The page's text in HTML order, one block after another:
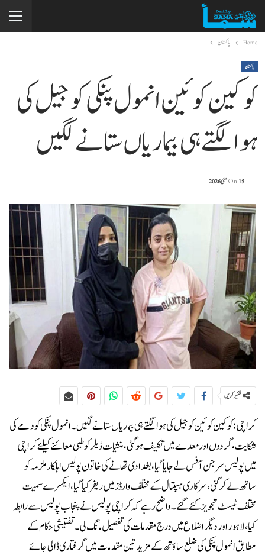
Home پاکستان
پاکستان
کوکین کوئین انمول پنکی کو جیل کی
ہوا لگتے ہی بیماریاں ستانے لگیں
On15 مئی 2026
شئیر کریں
کراچی:کوکین کوئین کو جیل کی ہوا لگتے ہی بیماریاں ستانے لگیں۔انمول پنکی کو دمے کی
شکایت، گردوں اور معدے میں تکلیف ہوگئی، منشیات ڈیلر کو طبی معائنے کیلئے کراچی
میں پولیس سرجن آفس لے جایا گیا، بغدادی تھانے کی خاتون پولیس اہلکار ملزمہ کو
ساتھ لے کر گئی، سرکاری ہسپتال کے مختلف وارڈز میں ریفر کیا گیا، ایکسرے سمیت
مختلف ٹیسٹ تجویز کئے گئے۔واضح رہے کہ کراچی پولیس نے پنجاب پولیس سے رابطہ
کیا، لاہور اور دیگر اضلاع میں درج مقدمات کی تفصیل مانگ لی۔تفتیشی حکام کے
مطابق انمول پنکی کی ضلع ساؤتھ کے مزید تین مقدمات میں گرفتاری ڈالی جائے